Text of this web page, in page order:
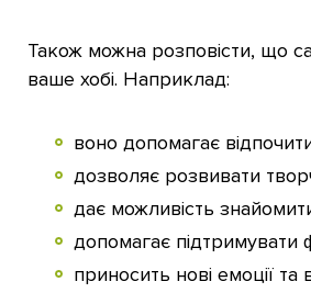
Також можна розповісти, що
ваше хобі. Наприклад:
воно допомагає
дозволяє розвивати
дає можливість
допомагає підтримувати
приносить нові емоції та